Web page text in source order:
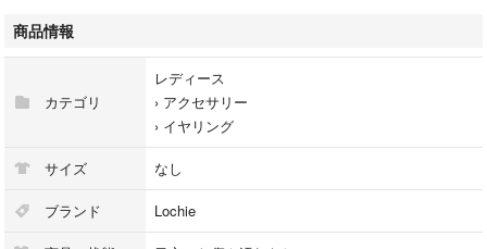
商品情報
カテゴリ
レディース
› アクセサリー
› イヤリング
サイズ なし
ブランド Lochie